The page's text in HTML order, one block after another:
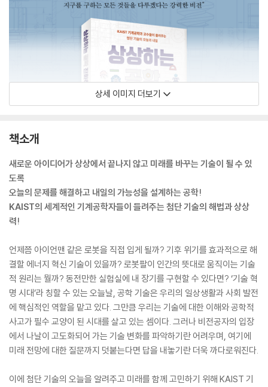
상세 이미지 더보기
책소개
새로운 아이디어가 상상에서 끝나지 않고 미래를 바꾸는 기술이 될 수 있
도록
오늘의 문제를 해결하고 내일의 가능성을 설계하는 공학!
KAIST의 세계적인 기계공학자들이 들려주는 첨단 기술의 해법과 상상
력!
언제쯤 아이언맨 같은 로봇을 직접 입게 될까? 기후 위기를 효과적으로 해
결할 에너지 혁신 기술이 있을까? 로봇팔이 인간의 뜻대로 움직이는 기술
적 원리는 뭘까? 동전만한 실험실에 내 장기를 구현할 수 있다면? ‘기술 혁
명 시대’라 칭할 수 있는 오늘날, 공학 기술은 우리의 일상생활과 사회 발전
에 핵심적인 역할을 맡고 있다. 그만큼 우리는 기술에 대한 이해와 공학적
사고가 필수 교양이 된 시대를 살고 있는 셈이다. 그러나 비전공자의 입장
에서 나날이 고도화되어 가는 기술 변화를 파악하기란 어려우며, 여기에
미래 전망에 대한 질문까지 덧붙는다면 답을 내놓기란 더욱 까다로워진다.
이에 첨단 기술의 오늘을 알려주고 미래를 함께 고민하기 위해 KAIST 기